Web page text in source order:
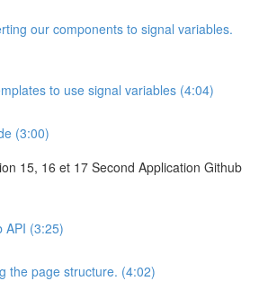
our components to signal variables.
to use signal variables (4:04)
(3:00)
15, 16 et 17 Second Application Github
API (3:25)
the page structure. (4:02)